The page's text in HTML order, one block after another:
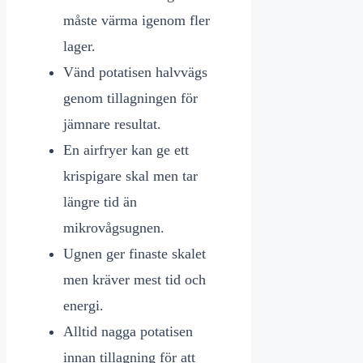
måste värma igenom fler
lager.
Vänd potatisen halvvägs
genom tillagningen för
jämnare resultat.
En airfryer kan ge ett
krispigare skal men tar
längre tid än
mikrovågsugnen.
Ugnen ger finaste skalet
men kräver mest tid och
energi.
Alltid nagga potatisen
innan tillagning för att